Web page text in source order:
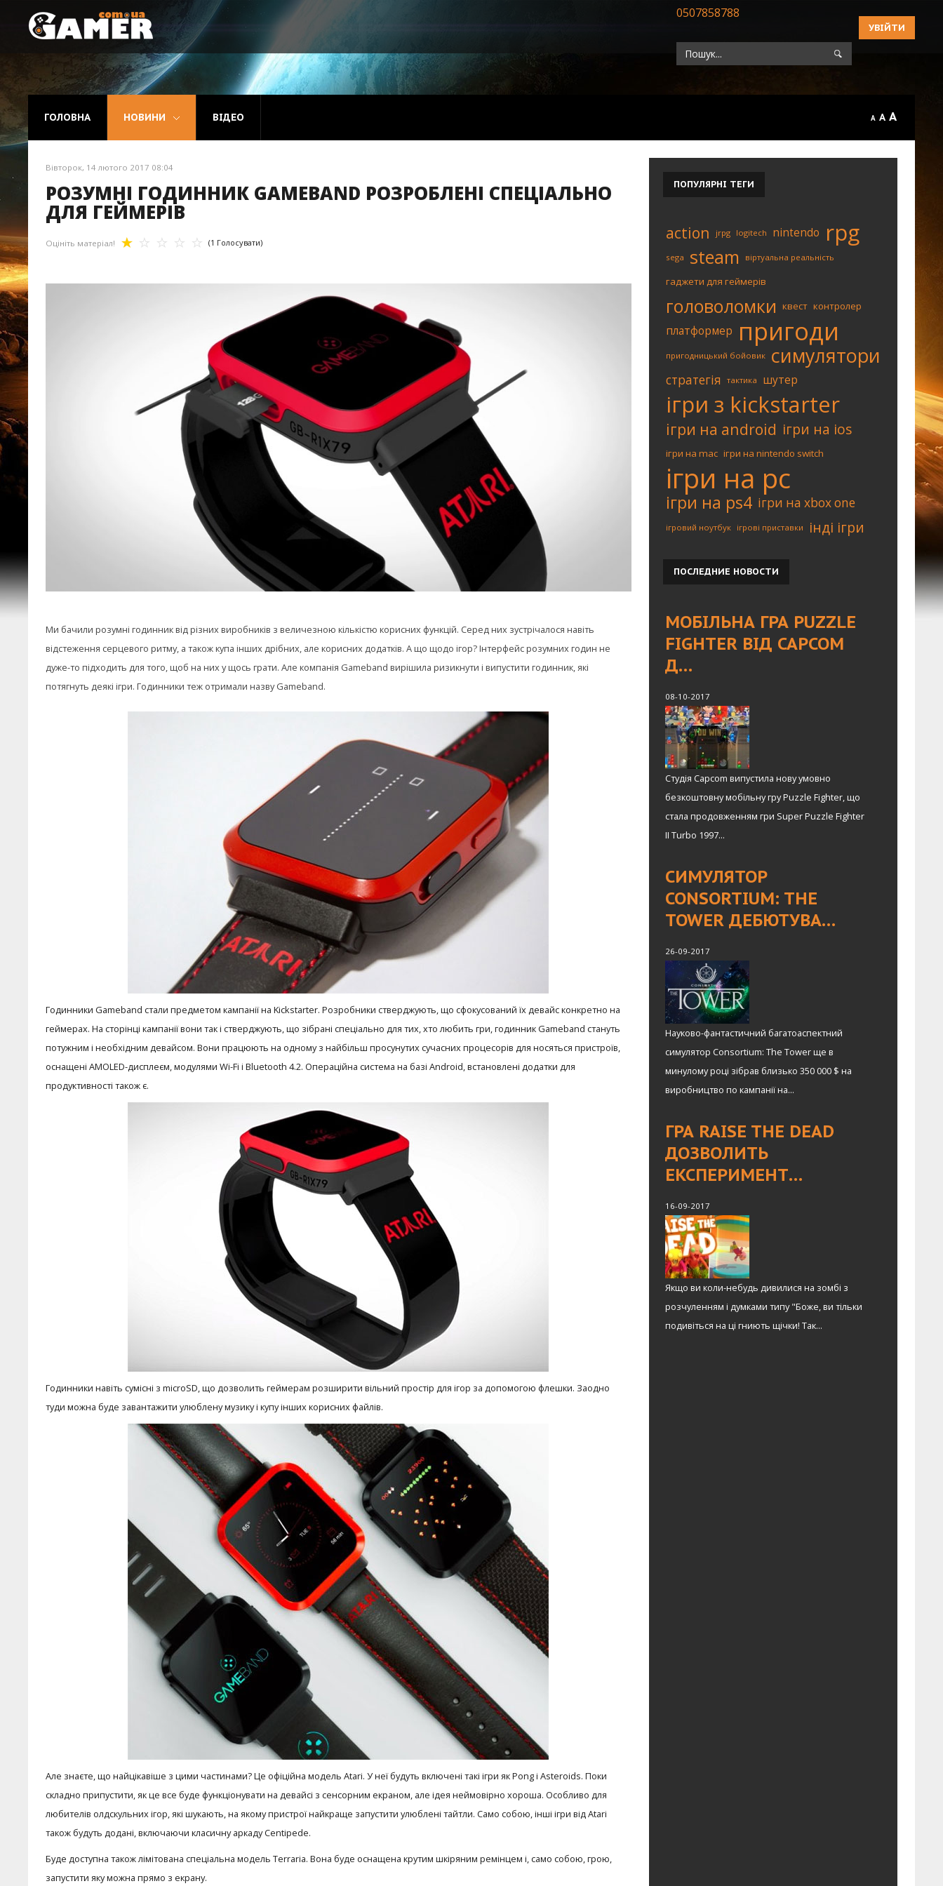
Головна
Новини
Відео
УВІЙТИ
0507858788
ГОЛОВНА НОВИНИ ВІДЕО A A A
Вівторок, 14 лютого 2017 08:04
РОЗУМНІ ГОДИННИК GAMEBAND РОЗРОБЛЕНІ СПЕЦІАЛЬНО
ДЛЯ ГЕЙМЕРІВ
Оцініть матеріал! (1 Голосувати)
Ми бачили розумні годинник від різних виробників з величезною кількістю корисних функцій. Серед них зустрічалося навіть
відстеження серцевого ритму, а також купа інших дрібних, але корисних додатків. А що щодо ігор? Інтерфейс розумних годин не
дуже-то підходить для того, щоб на них у щось грати. Але компанія Gameband вирішила ризикнути і випустити годинник, які
потягнуть деякі ігри. Годинники теж отримали назву Gameband.
Годинники Gameband стали предметом кампанії на Kickstarter. Розробники стверджують, що сфокусований їх девайс конкретно на
геймерах. На сторінці кампанії вони так і стверджують, що зібрані спеціально для тих, хто любить гри, годинник Gameband стануть
потужним і необхідним девайсом. Вони працюють на одному з найбільш просунутих сучасних процесорів для носяться пристроїв,
оснащені AMOLED-дисплеєм, модулями Wi-Fi і Bluetooth 4.2. Операційна система на базі Android, встановлені додатки для
продуктивності також є.
Годинники навіть сумісні з microSD, що дозволить геймерам розширити вільний простір для ігор за допомогою флешки. Заодно
туди можна буде завантажити улюблену музику і купу інших корисних файлів.
Але знаєте, що найцікавіше з цими частинами? Це офіційна модель Atari. У неї будуть включені такі ігри як Pong і Asteroids. Поки
складно припустити, як це все буде функціонувати на девайсі з сенсорним екраном, але ідея неймовірно хороша. Особливо для
любителів олдскульних ігор, які шукають, на якому пристрої найкраще запустити улюблені тайтли. Само собою, інші ігри від Atari
також будуть додані, включаючи класичну аркаду Centipede.
Буде доступна також лімітована спеціальна модель Terraria. Вона буде оснащена крутим шкіряним ремінцем і, само собою, грою,
запустити яку можна прямо з екрану.
ПОПУЛЯРНІ ТЕГИ
action jrpg logitech nintendo rpg
sega steam віртуальна реальність
гаджети для геймерів
головоломки квест контролер
платформер пригоди
пригодницький бойовик симулятори
стратегія тактика шутер
ігри з kickstarter
ігри на android ігри на ios
ігри на mac ігри на nintendo switch
ігри на pc
ігри на ps4 ігри на xbox one
ігровий ноутбук ігрові приставки інді ігри
ПОСЛЕДНИЕ НОВОСТИ
МОБІЛЬНА ГРА PUZZLE
FIGHTER ВІД CAPCOM
Д…
08-10-2017
Студія Capcom випустила нову умовно
безкоштовну мобільну гру Puzzle Fighter, що
стала продовженням гри Super Puzzle Fighter
II Turbo 1997...
СИМУЛЯТОР
CONSORTIUM: THE
TOWER ДЕБЮТУВА…
26-09-2017
Науково-фантастичний багатоаспектний
симулятор Consortium: The Tower ще в
минулому році зібрав близько 350 000 $ на
виробництво по кампанії на...
ГРА RAISE THE DEAD
ДОЗВОЛИТЬ
ЕКСПЕРИМЕНТ…
16-09-2017
Якщо ви коли-небудь дивилися на зомбі з
розчуленням і думками типу "Боже, ви тільки
подивіться на ці гниють щічки! Так...